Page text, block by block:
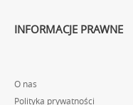
INFORMACJE PRAWNE
O nas
Polityka prywatności